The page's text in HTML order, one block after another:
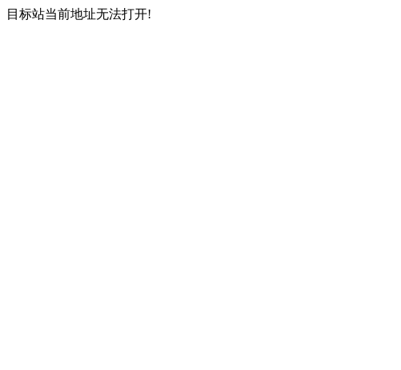
目标站当前地址无法打开!